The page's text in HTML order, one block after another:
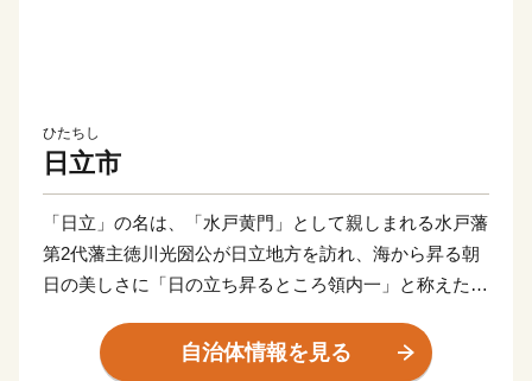
ひたちし
日立市
「日立」の名は、「水戸黄門」として親しまれる水戸藩
第2代藩主徳川光圀公が日立地方を訪れ、海から昇る朝
日の美しさに「日の立ち昇るところ領内一」と称えたと
日立市は、日本で最も広い関東平野の北端、茨城県の北
自治体情報を見る